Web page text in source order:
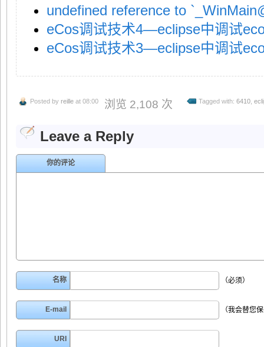
undefined reference to
eCos调试技术4—eclipse中调试
eCos调试技术3—eclipse中调试
Posted by reille at 08:00 浏览 2,108 次 Tagged with: 6410
Leave a Reply
你的评论
名称 （必须）
E-mail （我会替您
URI